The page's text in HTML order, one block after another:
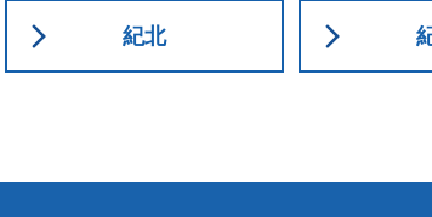
紀北